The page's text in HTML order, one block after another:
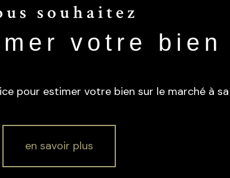
souhaitez
votre bien
pour estimer votre bien sur le marché à
en savoir plus